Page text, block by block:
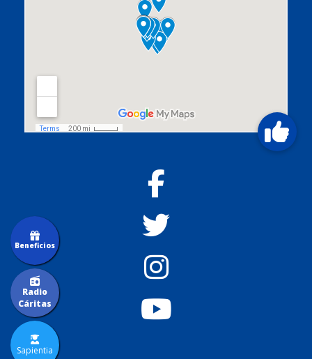
Sapientia
Radio
Cáritas
Beneficios